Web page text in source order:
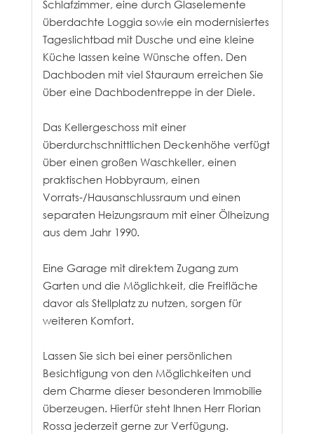
Schlafzimmer, eine durch Glaselemente
überdachte Loggia sowie ein modernisiertes
Tageslichtbad mit Dusche und eine kleine
Küche lassen keine Wünsche offen. Den
Dachboden mit viel Stauraum erreichen Sie
über eine Dachbodentreppe in der Diele.
Das Kellergeschoss mit einer
überdurchschnittlichen Deckenhöhe verfügt
über einen großen Waschkeller, einen
praktischen Hobbyraum, einen
Vorrats-/Hausanschlussraum und einen
separaten Heizungsraum mit einer Ölheizung
aus dem Jahr 1990.
Eine Garage mit direktem Zugang zum
Garten und die Möglichkeit, die Freifläche
davor als Stellplatz zu nutzen, sorgen für
weiteren Komfort.
Lassen Sie sich bei einer persönlichen
Besichtigung von den Möglichkeiten und
dem Charme dieser besonderen Immobilie
überzeugen. Hierfür steht Ihnen Herr Florian
Rossa jederzeit gerne zur Verfügung.